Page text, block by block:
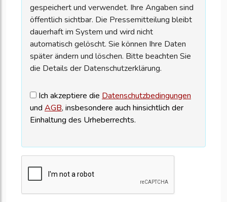
gespeichert und verwendet. Ihre Angaben sind
öffentlich sichtbar. Die Pressemitteilung bleibt
dauerhaft im System und wird nicht
automatisch gelöscht. Sie können Ihre Daten
später ändern und löschen. Bitte beachten Sie
die Details der Datenschutzerklärung.
Ich akzeptiere die Datenschutzbedingungen
und AGB, insbesondere auch hinsichtlich der
Einhaltung des Urheberrechts.